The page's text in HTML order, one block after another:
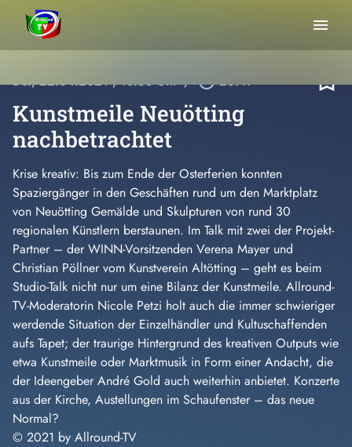
menu
Do., 22.04.2021, 18:55 Uhr / play_circle_outline26:47 bookmark_border
Kunstmeile Neuötting
nachbetrachtet
Krise kreativ: Bis zum Ende der Osterferien konnten
Spaziergänger in den Geschäften rund um den Marktplatz
von Neuötting Gemälde und Skulpturen von rund 30
regionalen Künstlern berstaunen. Im Talk mit zwei der Projekt-
Partner – der WINN-Vorsitzenden Verena Mayer und
Christian Pöllner vom Kunstverein Altötting – geht es beim
Studio-Talk nicht nur um eine Bilanz der Kunstmeile. Allround-
TV-Moderatorin Nicole Petzi holt auch die immer schwieriger
werdende Situation der Einzelhändler und Kultuschaffenden
aufs Tapet; der traurige Hintergrund des kreativen Outputs wie
etwa Kunstmeile oder Marktmusik in Form einer Andacht, die
der Ideengeber André Gold auch weiterhin anbietet. Konzerte
aus der Kirche, Austellungen im Schaufenster – das neue
Normal?
© 2021 by Allround-TV